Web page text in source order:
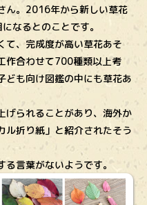
ん。2016年から新しい草花
なるとのことです。
て、完成度が高い草花あそ
作合わせて700種類以上考
ども向け図鑑の中にも草花あ
げられることがあり、海外か
ル折り紙」と紹介されたそう
言葉がないようです。